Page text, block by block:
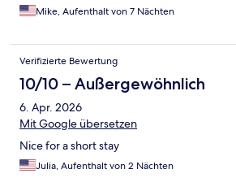
Mike, Aufenthalt von 7 Nächten
Verifizierte Bewertung
10/10 – Außergewöhnlich
6. Apr. 2026
Mit Google übersetzen
Nice for a short stay
Julia, Aufenthalt von 2 Nächten